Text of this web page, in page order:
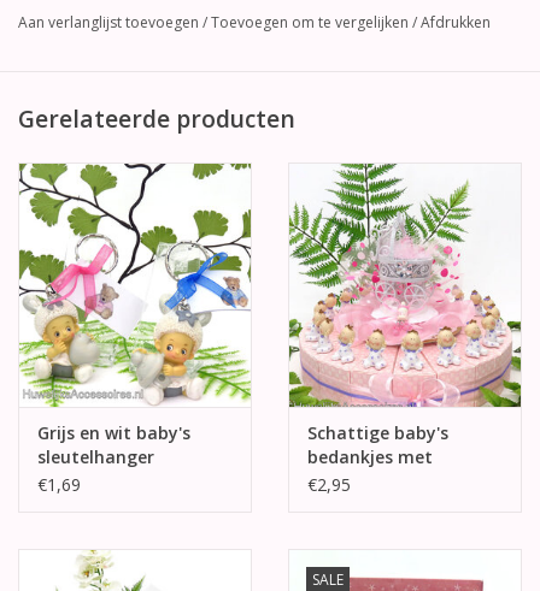
Aan verlanglijst toevoegen /Toevoegen om te vergelijken /Afdrukken
Gerelateerde producten
Grijs en wit baby's
sleutelhanger
geboorte bedankje
€1,69
Schattige baby's
bedankjes met
pyjama's
€2,95
SALE